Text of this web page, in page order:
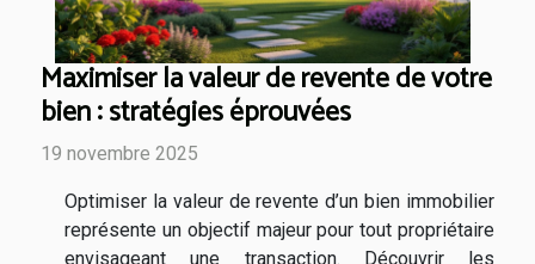
Maximiser la valeur de revente de votre
bien : stratégies éprouvées
19 novembre 2025
Optimiser la valeur de revente d’un bien immobilier
représente un objectif majeur pour tout propriétaire
envisageant une transaction. Découvrir les